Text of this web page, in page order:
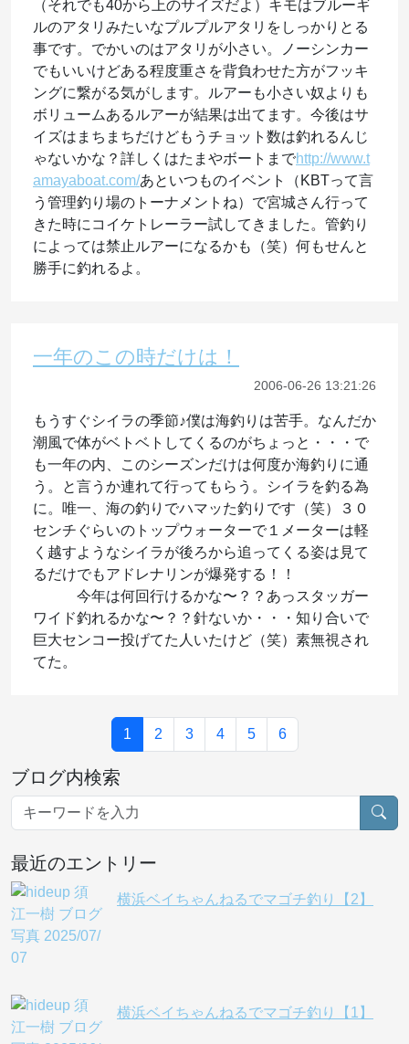
（それでも40から上のサイズだよ）キモはブルーギ
ルのアタリみたいなプルプルアタリをしっかりとる
事です。でかいのはアタリが小さい。ノーシンカー
でもいいけどある程度重さを背負わせた方がフッキ
ングに繋がる気がします。ルアーも小さい奴よりも
ボリュームあるルアーが結果は出てます。今後はサ
イズはまちまちだけどもうチョット数は釣れるんじ
ゃないかな？詳しくはたまやボートまでhttp://www.t
amayaboat.com/あといつものイベント（KBTって言
う管理釣り場のトーナメントね）で宮城さん行って
きた時にコイケトレーラー試してきました。管釣り
によっては禁止ルアーになるかも（笑）何もせんと
勝手に釣れるよ。
一年のこの時だけは！
2006-06-26 13:21:26
もうすぐシイラの季節♪僕は海釣りは苦手。なんだか
潮風で体がベトベトしてくるのがちょっと・・・で
も一年の内、このシーズンだけは何度か海釣りに通
う。と言うか連れて行ってもらう。シイラを釣る為
に。唯一、海の釣りでハマッた釣りです（笑）３０
センチぐらいのトップウォーターで１メーターは軽
く越すようなシイラが後ろから追ってくる姿は見て
るだけでもアドレナリンが爆発する！！
今年は何回行けるかな〜？？あっスタッガー
ワイド釣れるかな〜？？針ないか・・・知り合いで
巨大センコー投げてた人いたけど（笑）素無視され
てた。
1 2 3 4 5 6
ブログ内検索
最近のエントリー
横浜ベイちゃんねるでマゴチ釣り【2】
横浜ベイちゃんねるでマゴチ釣り【1】